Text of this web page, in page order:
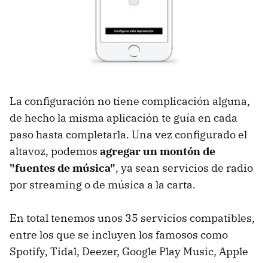
La configuración no tiene complicación alguna,
de hecho la misma aplicación te guía en cada
paso hasta completarla. Una vez configurado el
altavoz, podemos agregar un montón de
"fuentes de música", ya sean servicios de radio
por streaming o de música a la carta.
En total tenemos unos 35 servicios compatibles,
entre los que se incluyen los famosos como
Spotify, Tidal, Deezer, Google Play Music, Apple